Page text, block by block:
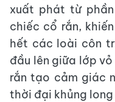
xuất phát từ
chiếc cổ rắn,
hết các loài côn
đầu lên giữa lớp
rắn tạo cảm giác
thời đại khủng long